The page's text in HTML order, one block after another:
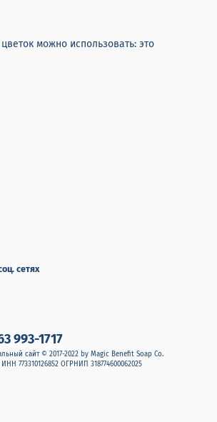
можно использовать: это
сетях
993-1717
сайт © 2017-2022 by Magic Benefit Soap Co.
773310126852 ОГРНИП 318774600062025